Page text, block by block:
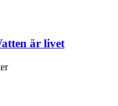
är livet